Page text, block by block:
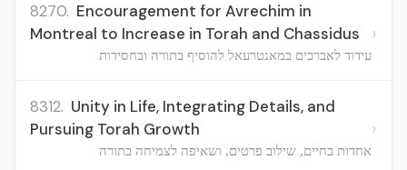
8270. Encouragement for Avrechim in
Montreal to Increase in Torah and Chassidus
עידוד לאברכים במאנטרעאל להוסיף בתורה ובחסידות
›
8312. Unity in Life, Integrating Details, and
Pursuing Torah Growth
אחדות בחיים, שילוב פרטים, ושאיפה לצמיחה בתורה
›